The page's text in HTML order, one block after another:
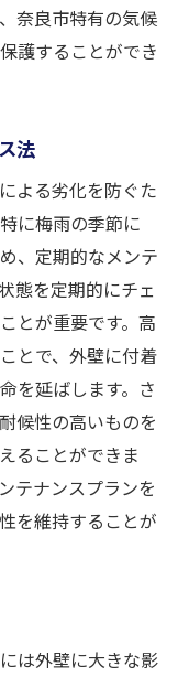
奈良市特有の気候
護することができ
法
よる劣化を防ぐた
に梅雨の季節に
、定期的なメンテ
態を定期的にチェ
とが重要です。高
とで、外壁に付着
を延ばします。さ
候性の高いものを
ることができま
テナンスプランを
を維持することが
は外壁に大きな影